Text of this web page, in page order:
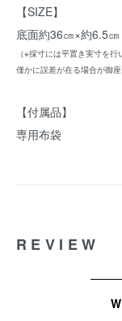
【SIZE】
底面約36㎝×約6.5
（※採寸には平置き実寸を
僅かに誤差が在る場合が御座
【付属品】
専用布袋
REVIEW